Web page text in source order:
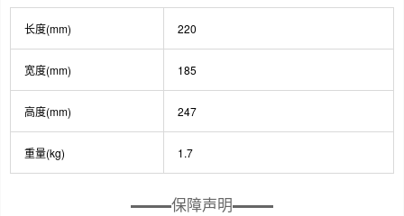
长度(mm) 220
宽度(mm) 185
高度(mm) 247
重量(kg) 1.7
保障声明